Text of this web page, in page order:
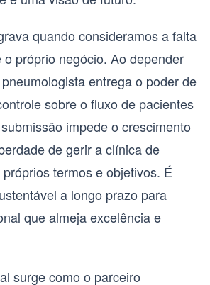
quando consideramos a falta
próprio negócio. Ao depender
pneumologistaentrega o poder de
sobre o fluxo de pacientes
impede o crescimento
de gerir a clínica de
termos e objetivos. É
a longo prazo para
que almeja excelência e
surge como o parceiro